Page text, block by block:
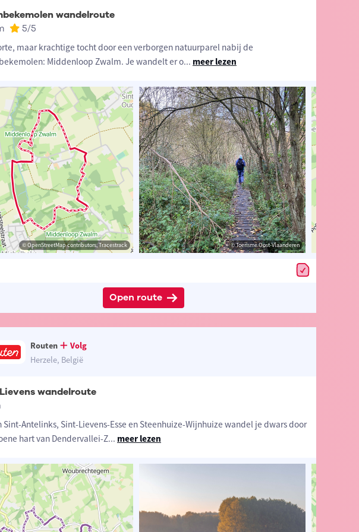
© OpenStreetMap contributors, Tracestrack © Toerisme Oost-Vlaanderen
wandelroute
5/5
maar krachtige tocht door een verborgen natuurparel nabij de
Middenloop Zwalm. Je wandelt er o... meer lezen
© OpenStreetMap contributors, Tracestrack © Toerisme Oost-Vlaanderen
Open route
Routen
Volg
Herzele, België
wandelroute
Sint-Antelinks, Sint-Lievens-Esse en Steenhuize-Wijnhuize wandel je dwars door
hart van Dendervallei-Z... meer lezen